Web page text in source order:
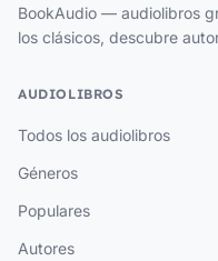
BookAudio — audiolibros
los clásicos, descubre
AUDIOLIBROS
Todos los audiolibros
Géneros
Populares
Autores